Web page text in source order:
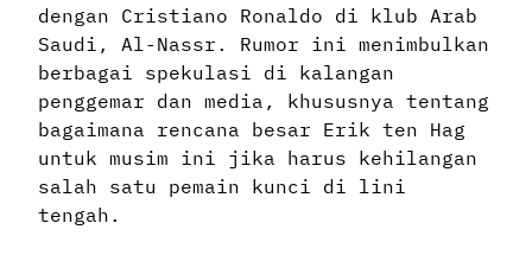
dengan Cristiano Ronaldo di klub Arab
Saudi, Al-Nassr. Rumor ini menimbulkan
berbagai spekulasi di kalangan
penggemar dan media, khususnya tentang
bagaimana rencana besar Erik ten Hag
untuk musim ini jika harus kehilangan
salah satu pemain kunci di lini
tengah.